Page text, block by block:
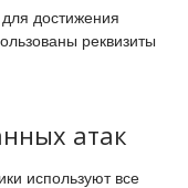
достижения
реквизиты
атак
используют все